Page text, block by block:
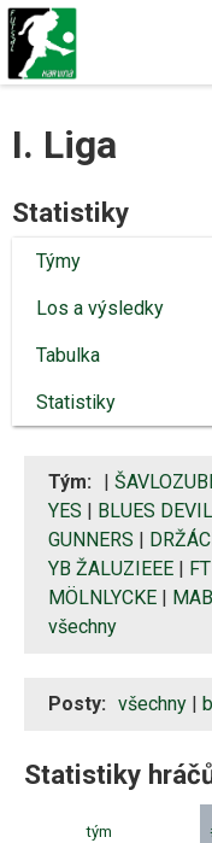
I. Liga
Statistiky
Týmy
Los a výsledky
Tabulka
Statistiky
Tým:
YES
BLUES
GUNNERS
DRŽÁCI
YB ŽALUZIEEE
MÖLNLYCKE
všechny
Posty: všechny
Statistiky
tým